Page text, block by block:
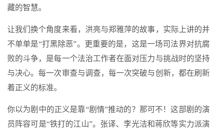
藏的智慧。
让我们换个角度来看，洪亮与郑雅萍的故事，实际上讲的并
不单单是“打黑除恶”。更重要的是，这是一场司法界对抗腐
败的斗争，是每一个法治工作者在面对压力与挑战时的坚持
与决心。每一次审查与调查，每一次突破与创新，都在刷新
着正义的标准。
你以为剧中的正义是靠“剧情”推动的？那可不！这部剧的演
员阵容可是“铁打的江山”。张译、李光洁和蒋欣等实力派演